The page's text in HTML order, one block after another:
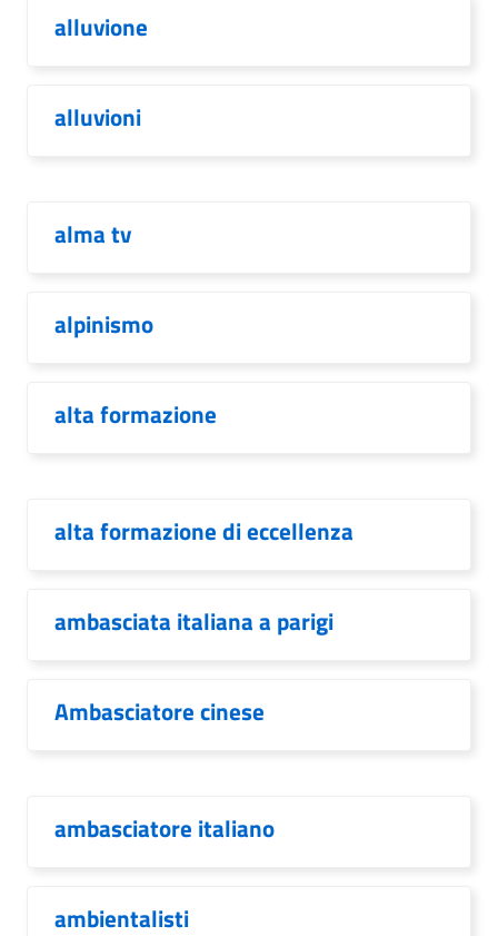
alluvione
alluvioni
alma tv
alpinismo
alta formazione
alta formazione di eccellenza
ambasciata italiana a parigi
Ambasciatore cinese
ambasciatore italiano
ambientalisti